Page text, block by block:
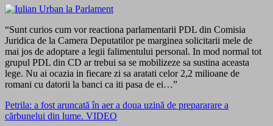
“Sunt curios cum vor reactiona parlamentarii PDL din Comisia
Juridica de la Camera Deputatilor pe marginea solicitarii mele de
mai jos de adoptare a legii falimentului personal. In mod normal tot
grupul PDL din CD ar trebui sa se mobilizeze sa sustina aceasta
lege. Nu ai ocazia in fiecare zi sa aratati celor 2,2 milioane de
romani cu datorii la banci ca iti pasa de ei…”
Petrila: a fost aruncată în aer a doua uzină de prepararare a
cărbunelui din lume. VIDEO